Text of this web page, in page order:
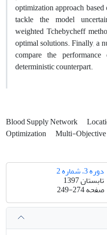
optimization approach
tackle the model
weighted Tchebycheff
optimal solutions. Finally, a
compare the
deterministic counterpart.
Blood Supply Network
Optimization
Multi-Objective
دوره 3، شماره 2
تابستان 1397
صفحه249-274